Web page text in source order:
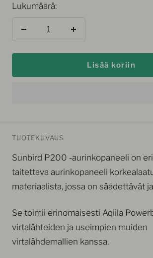
Lukumäärä:
Vähennä
Lisää koriin
TUOTEKUVAUS
Sunbird P200 -aurinkopaneeli on
taitettava aurinkopaneeli
materiaalista, jossa on säädettävät
Se toimii erinomaisesti Aqiila
virtalähteiden ja useimpien muiden
virtalähdemallien kanssa.